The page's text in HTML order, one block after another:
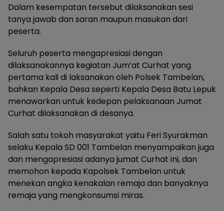
Dalam kesempatan tersebut dilaksanakan sesi
tanya jawab dan saran maupun masukan dari
peserta.
Seluruh peserta mengapresiasi dengan
dilaksanakannya kegiatan Jum’at Curhat yang
pertama kali di laksanakan oleh Polsek Tambelan,
bahkan Kepala Desa seperti Kepala Desa Batu Lepuk
menawarkan untuk kedepan pelaksanaan Jumat
Curhat dilaksanakan di desanya.
Salah satu tokoh masyarakat yaitu Feri Syurakman
selaku Kepala SD 001 Tambelan menyampaikan juga
dan mengapresiasi adanya jumat Curhat ini, dan
memohon kepada Kapolsek Tambelan untuk
menekan angka kenakalan remaja dan banyaknya
remaja yang mengkonsumsi miras.